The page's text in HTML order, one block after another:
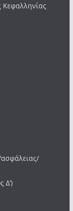
Κεφαλληνίας
ασφάλειας/
Δ’)